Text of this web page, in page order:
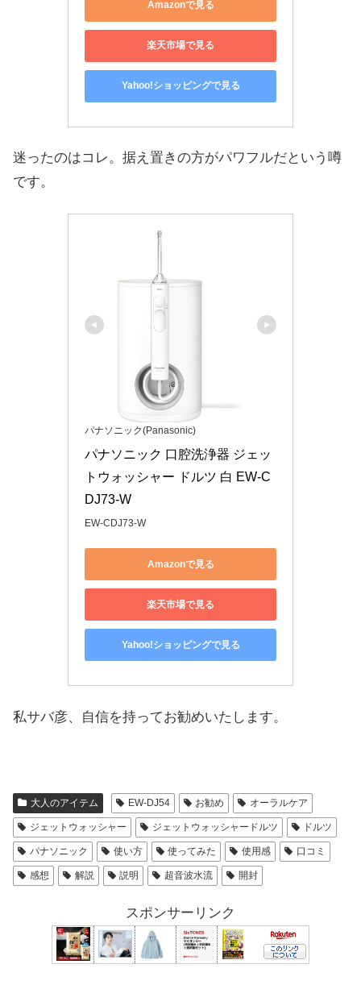
Amazonで見る
楽天市場で見る
Yahoo!ショッピングで見る
迷ったのはコレ。据え置きの方がパワフルだという噂
です。
パナソニック(Panasonic)
パナソニック 口腔洗浄器 ジェッ
トウォッシャー ドルツ 白 EW-C
DJ73-W
EW-CDJ73-W
Amazonで見る
楽天市場で見る
Yahoo!ショッピングで見る
私サバ彦、自信を持ってお勧めいたします。
大人のアイテム EW-DJ54 お勧め オーラルケア
ジェットウォッシャー ジェットウォッシャードルツ ドルツ
パナソニック 使い方 使ってみた 使用感 口コミ
感想 解説 説明 超音波水流 開封
スポンサーリンク